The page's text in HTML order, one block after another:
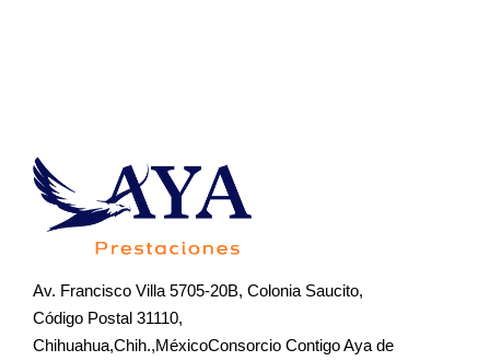
Av. Francisco Villa 5705-20B, Colonia Saucito,
Código Postal 31110,
Chihuahua,Chih.,MéxicoConsorcio Contigo Aya de